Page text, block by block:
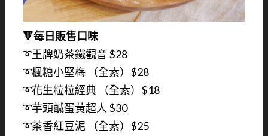
🔻每日販售口味
➰王牌奶茶鐵觀音 $28
➰楓糖小堅梅 （全素）$28
➰花生粒粒經典 （全素）$18
➰芋頭鹹蛋黃超人 $30
➰茶香紅豆泥 （全素）$25